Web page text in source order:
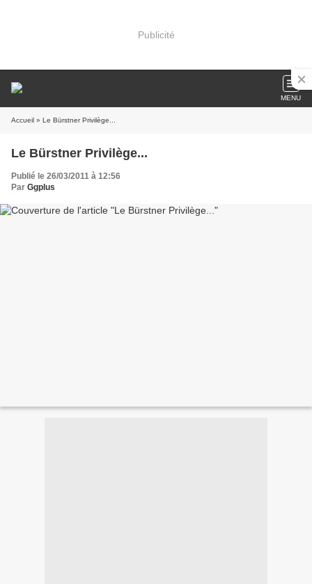
Publicité
MENU
Accueil » Le Bürstner Privilège...
Le Bürstner Privilège...
Publié le 26/03/2011 à 12:56
Par Ggplus